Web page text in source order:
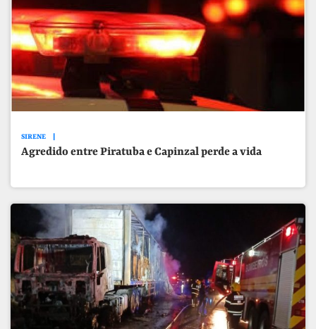
SIRENE
Agredido entre Piratuba e Capinzal perde a vida